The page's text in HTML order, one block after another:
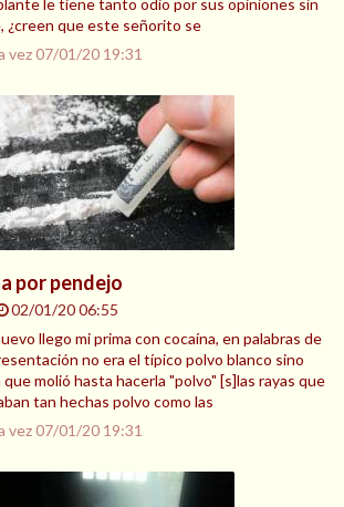
le tiene tanto odio por sus opiniones sin
¿creen que este señorito se
vez07/01/20 19:31
por pendejo
02/01/20 06:55
llego mi prima con cocaína, en palabras de
no era el típico polvo blanco sino
molió hasta hacerla "polvo" [s]las rayas que
tan hechas polvo como las
vez07/01/20 19:31